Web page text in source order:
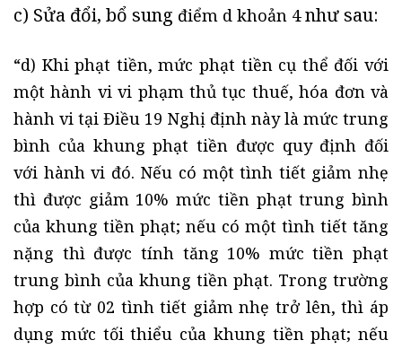
c) Sửa đổi, bổ sung điểm d khoản 4như sau:
“d) Khi phạt tiền, mức phạt tiền cụ thể đối với
một hành vi vi phạm thủ tục thuế, hóa đơn và
hành vi tại Điều 19 Nghị định này là mức trung
bình của khung phạt tiền được quy định đối
với hành vi đó. Nếu có một tình tiết giảm nhẹ
thì được giảm 10% mức tiền phạt trung bình
của khung tiền phạt; nếu có một tình tiết tăng
nặng thì được tính tăng 10% mức tiền phạt
trung bình của khung tiền phạt. Trong trường
hợp có từ 02 tình tiết giảm nhẹ trở lên, thì áp
dụng mức tối thiểu của khung tiền phạt; nếu